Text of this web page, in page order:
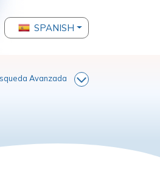
SPANISH
Avanzada